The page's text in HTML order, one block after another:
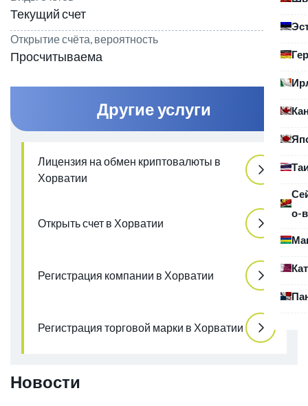
о-
Текущий счет
Открытие счёта, вероятность
Просчитываема
Другие услуги
Лицензия на обмен криптовалюты в
Хорватии
Открыть счет в Хорватии
Регистрация компании в Хорватии
Регистрация торговой марки в Хорватии
Новости